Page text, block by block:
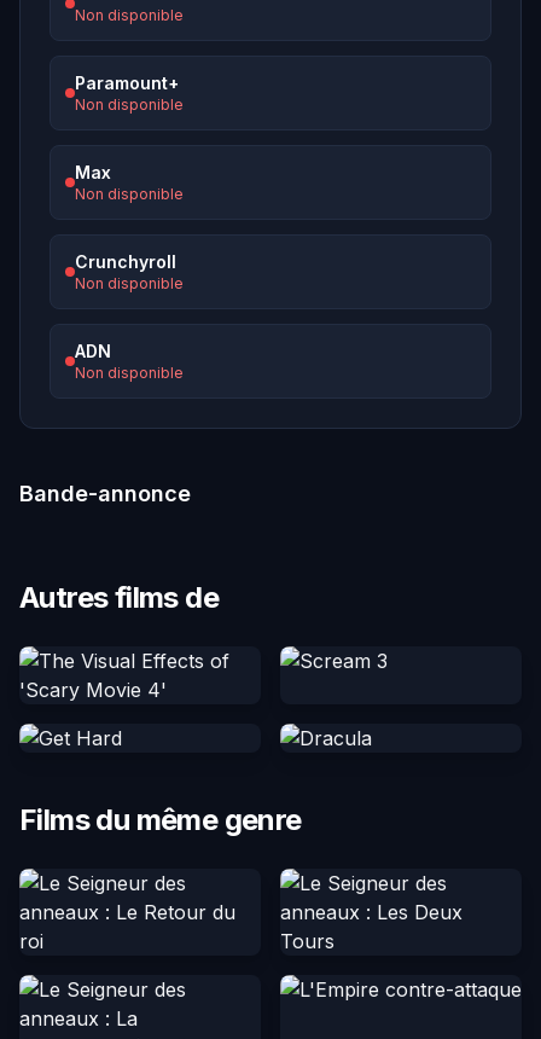
Non disponible
Paramount+
Non disponible
Max
Non disponible
Crunchyroll
Non disponible
ADN
Non disponible
Bande-annonce
Autres films de
Films du même genre